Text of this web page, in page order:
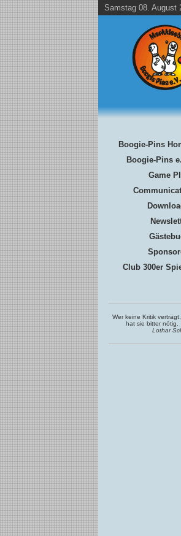
Samstag 08. August
Boogie-Pins
Boogie-Pins
Game
Club 300er
Wer keine Kritik
hat sie bitter nötig.
Lothar